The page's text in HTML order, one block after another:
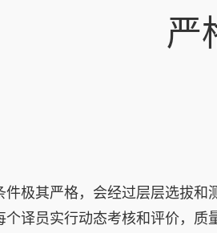
严
极其严格，会经过层层选拔和
译员实行动态考核和评价，质